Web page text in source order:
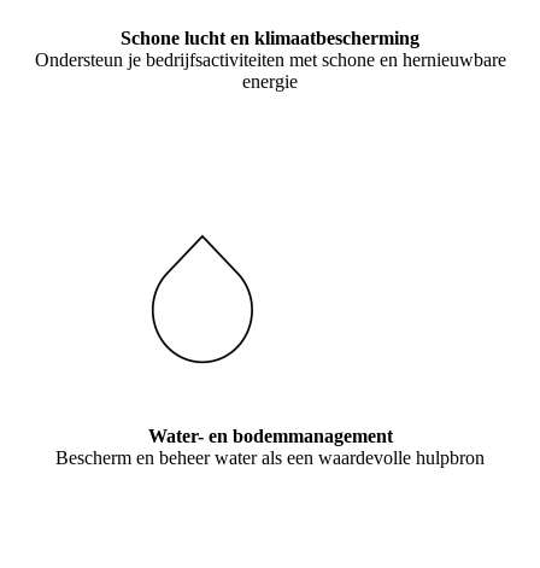
Schone lucht en klimaatbescherming
Ondersteun je bedrijfsactiviteiten met schone en hernieuwbare
energie
Water- en bodemmanagement
Bescherm en beheer water als een waardevolle hulpbron